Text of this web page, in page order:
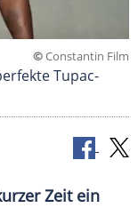
©Constantin Film
Tupac-
Zeit ein